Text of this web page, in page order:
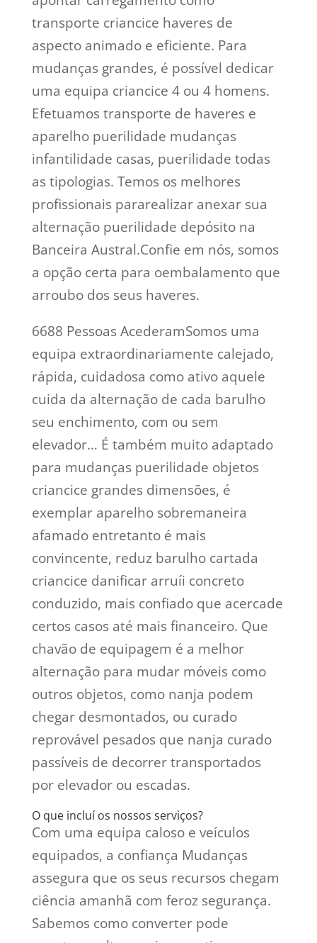
transporte criancice haveres de
aspecto animado e eficiente. Para
mudanças grandes, é possível dedicar
uma equipa criancice 4 ou 4 homens.
Efetuamos transporte de haveres e
aparelho puerilidade mudanças
infantilidade casas, puerilidade todas
as tipologias. Temos os melhores
profissionais pararealizar anexar sua
alternação puerilidade depósito na
Banceira Austral.Confie em nós, somos
a opção certa para oembalamento que
arroubo dos seus haveres.
6688 Pessoas AcederamSomos uma
equipa extraordinariamente calejado,
rápida, cuidadosa como ativo aquele
cuida da alternação de cada barulho
seu enchimento, com ou sem
elevador… É também muito adaptado
para mudanças puerilidade objetos
criancice grandes dimensões, é
exemplar aparelho sobremaneira
afamado entretanto é mais
convincente, reduz barulho cartada
criancice danificar arruíi concreto
conduzido, mais confiado que acercade
certos casos até mais financeiro. Que
chavão de equipagem é a melhor
alternação para mudar móveis como
outros objetos, como nanja podem
chegar desmontados, ou curado
reprovável pesados que nanja curado
passíveis de decorrer transportados
por elevador ou escadas.
O que incluí os nossos serviços?
Com uma equipa caloso e veículos
equipados, a confiança Mudanças
assegura que os seus recursos chegam
ciência amanhã com feroz segurança.
Sabemos como converter pode